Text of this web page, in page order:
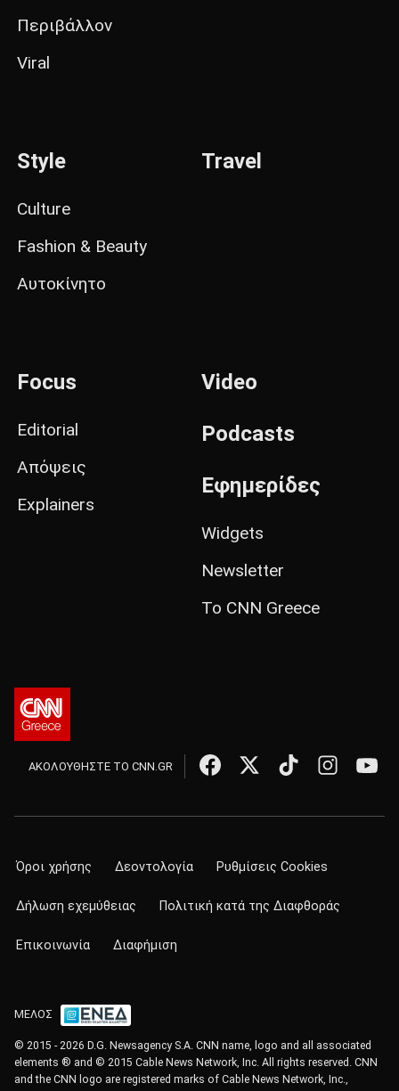
Περιβάλλον
Viral
Style
Culture
Fashion & Beauty
Αυτοκίνητο
Travel
Focus
Editorial
Απόψεις
Explainers
Video
Podcasts
Εφημερίδες
Widgets
Newsletter
Το CNN Greece
ΑΚΟΛΟΥΘΗΣΤΕ ΤΟ CNN.GR
Όροι χρήσης Δεοντολογία Ρυθμίσεις Cookies
Δήλωση εχεμύθειας Πολιτική κατά της Διαφθοράς
Επικοινωνία Διαφήμιση
ΜΕΛΟΣ
© 2015 - 2026 D.G. Newsagency S.A. CNN name, logo and all associated
elements ® and © 2015 Cable News Network, Inc. All rights reserved. CNN
and the CNN logo are registered marks of Cable News Network, Inc.,